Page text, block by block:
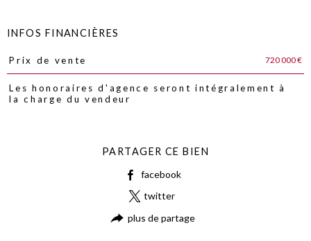
INFOS FINANCIÈRES
Caractéristiques Valeurs
Prix de vente 720 000 €
Les honoraires d'agence seront intégralement à
la charge du vendeur
PARTAGER CE BIEN
facebook
twitter
plus de partage